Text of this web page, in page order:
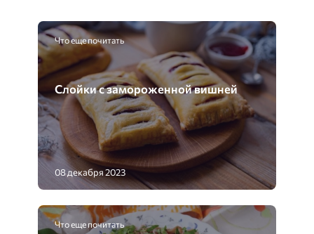
Что еще почитать
Слойки с замороженной вишней
08 декабря 2023
Что еще почитать